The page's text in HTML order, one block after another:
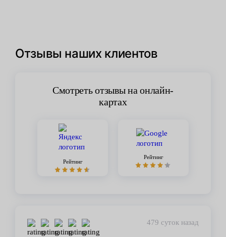
Отзывы наших клиентов
Смотреть отзывы на онлайн-
картах
Рейтинг
Рейтинг
479 суток назад